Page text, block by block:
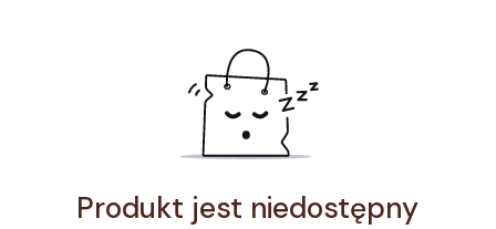
Produkt jest niedostępny